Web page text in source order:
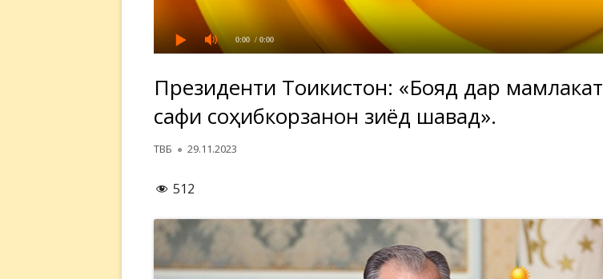
0:00 / 0:00
Президенти Тоҷикистон: «Бояд дар мамлакат
сафи соҳибкорзанон зиёд шавад».
Автор
ТВБ Опубликовано
29.11.2023
512